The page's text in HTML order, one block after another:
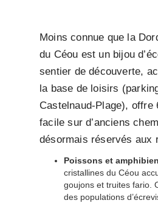
Moins connue que la
du Céou est un bijou
sentier de découverte,
la base de loisirs
Castelnaud-Plage), offre
facile sur d’anciens
désormais réservés aux
Poissons et
cristallines du Céou
goujons et truites fario.
des populations